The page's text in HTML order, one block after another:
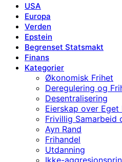
USA
Europa
Verden
Epstein
Begrenset Statsmakt
Finans
Kategorier
Økonomisk Frihet
Deregulering og
Desentralisering
Eierskap over
Frivillig Samarbeid
Ayn Rand
Frihandel
Utdanning
Ikke-